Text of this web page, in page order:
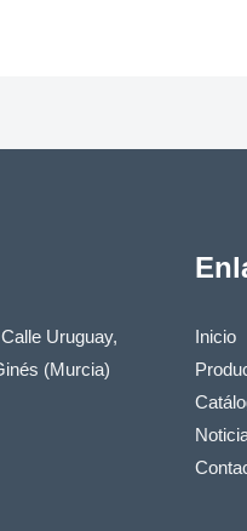
Uruguay,
(Murcia)
Inicio